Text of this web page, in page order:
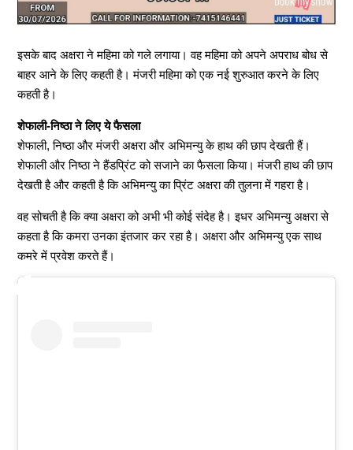
इसके बाद अक्षरा ने महिमा को गले लगाया। वह महिमा को अपने अपराध बोध से
बाहर आने के लिए कहती है। मंजरी महिमा को एक नई शुरुआत करने के लिए
कहती है।
शेफाली-निष्ठा ने लिए ये फैसला
शेफाली, निष्ठा और मंजरी अक्षरा और अभिमन्यु के हाथ की छाप देखती हैं।
शेफाली और निष्ठा ने हैंडप्रिंट को सजाने का फैसला किया। मंजरी हाथ की छाप
देखती है और कहती है कि अभिमन्यु का प्रिंट अक्षरा की तुलना में गहरा है।
वह सोचती है कि क्या अक्षरा को अभी भी कोई संदेह है। इधर अभिमन्यु अक्षरा से
कहता है कि कमरा उनका इंतजार कर रहा है। अक्षरा और अभिमन्यु एक साथ
कमरे में प्रवेश करते हैं।